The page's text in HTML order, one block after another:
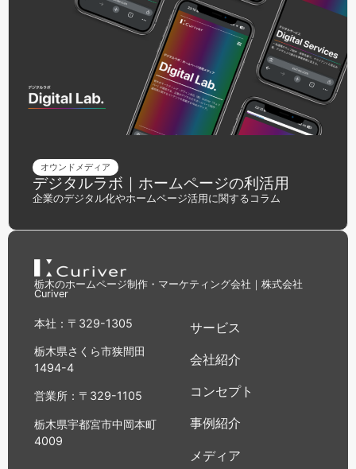
オウンドメディア
デジタルラボ｜ホームページの利活用
企業のデジタル化やホームページ活用に関するコラム
栃木のホームページ制作・マーケティング会社｜株式会社
Curiver
本社：〒329-1305
栃木県さくら市狭間田
1494-4
営業所：〒329-1105
栃木県宇都宮市中岡本町
4009
サービス
会社紹介
コンセプト
事例紹介
メディア